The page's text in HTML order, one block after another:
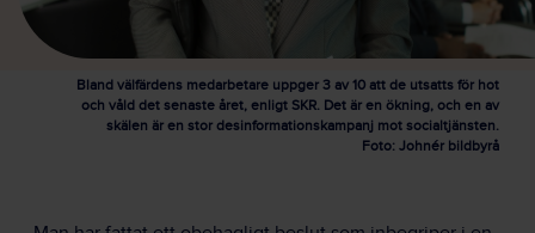
Bland välfärdens medarbetare uppger 3 av 10 att de utsatts för hot
och våld det senaste året, enligt SKR. Det är en ökning, och en av
skälen är en stor desinformationskampanj mot socialtjänsten.
Foto: Johnér bildbyrå